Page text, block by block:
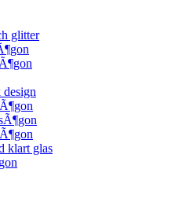
glitter
klart glas